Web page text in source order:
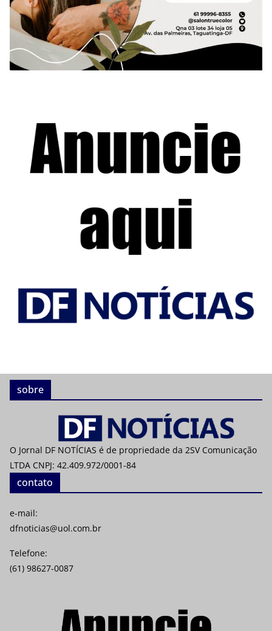
sobre
O Jornal DF NOTÍCIAS é de propriedade da 2SV Comunicação
LTDA CNPJ: 42.409.972/0001-84
contato
e-mail:
dfnoticias@uol.com.br
Telefone:
(61) 98627-0087